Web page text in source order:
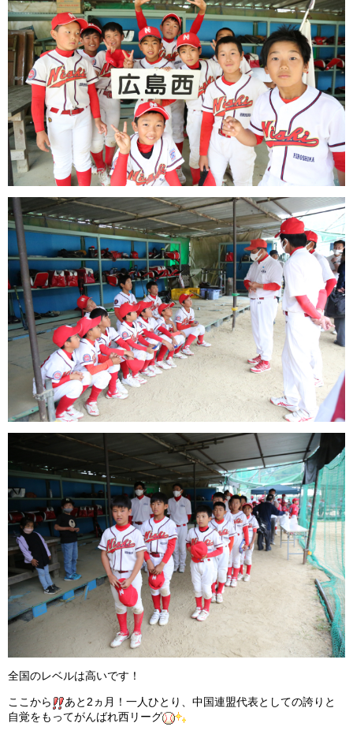
全国のレベルは高いです！
ここから
あと2ヵ月！一人ひとり、中国連盟代表としての誇りと
自覚をもってがんばれ西リーグ